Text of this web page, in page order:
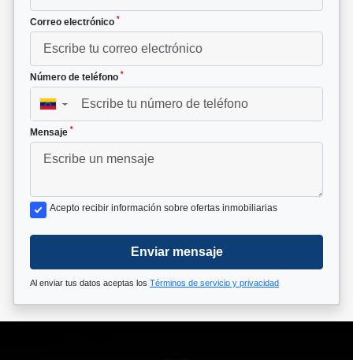
Correo electrónico *
Número de teléfono *
▼
Mensaje *
Acepto recibir información sobre ofertas inmobiliarias
Enviar mensaje
Al enviar tus datos aceptas los Términos de servicio y privacidad